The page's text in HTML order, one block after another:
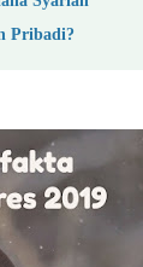
Pribadi?